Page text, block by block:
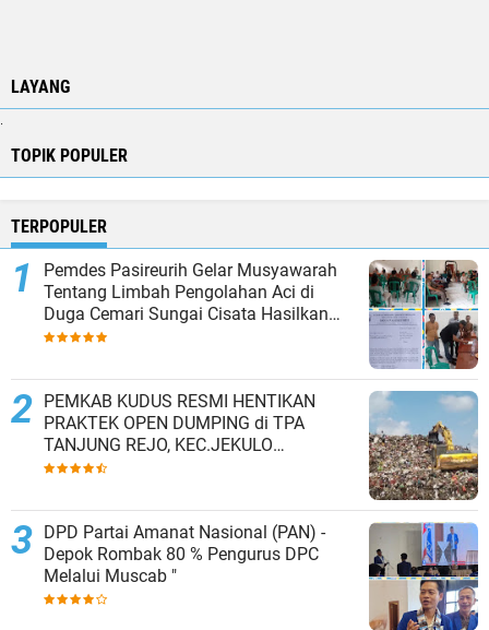
LAYANG
TOPIK POPULER
TERPOPULER
Pemdes Pasireurih Gelar Musyawarah
Tentang Limbah Pengolahan Aci di
Duga Cemari Sungai Cisata Hasilkan
Kesepakatan Tutup Sementara
PEMKAB KUDUS RESMI HENTIKAN
PRAKTEK OPEN DUMPING di TPA
TANJUNG REJO, KEC.JEKULO
KAB.KUDUS,BERLAKUKAN SISTEM
DPD Partai Amanat Nasional (PAN) -
Depok Rombak 80 % Pengurus DPC
Melalui Muscab "